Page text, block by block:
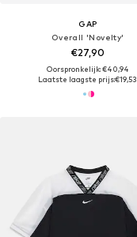
GAP
Overall 'Novelty'
€27,90
Oorspronkelijk: €40,94
Laatste laagste prijs:€19,53